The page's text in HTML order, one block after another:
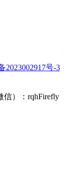
2023002917号-3
）：rqhFirefly